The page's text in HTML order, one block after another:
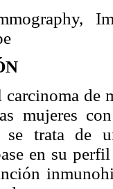
de
mujeres
trata de
en su